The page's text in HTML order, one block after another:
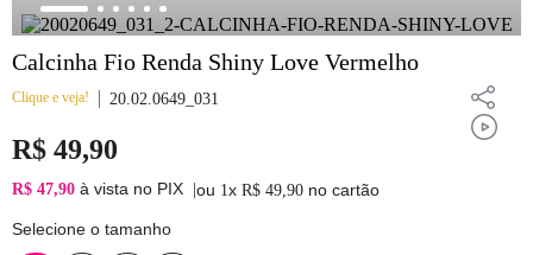
1 calcinha
2 sutiã
3 camisola
4 calcinha algodão
5 sutiã calcinha
6 algodão
Calcinha Fio Renda Shiny Love Vermelho
Clique e veja! 20.02.0649_031
R$ 49,90
R$ 47,90 à vista no PIX ou 1x R$ 49,90 no cartão
Selecione o tamanho